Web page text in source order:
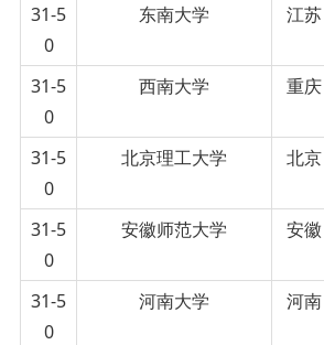
31-5
0
东南大学 江苏
31-5
0
西南大学 重庆
31-5
0
北京理工大学 北京
31-5
0
安徽师范大学 安徽
31-5
0
河南大学 河南